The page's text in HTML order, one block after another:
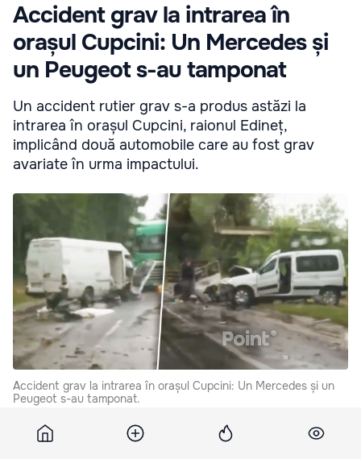
Accident grav la intrarea în
orașul Cupcini: Un Mercedes și
un Peugeot s-au tamponat
Un accident rutier grav s-a produs astăzi la
intrarea în orașul Cupcini, raionul Edineț,
implicând două automobile care au fost grav
avariate în urma impactului.
Accident grav la intrarea în orașul Cupcini: Un Mercedes și un
Peugeot s-au tamponat.
Potrivit Poliției, accidentul s-a produs în jurul orei 08:43